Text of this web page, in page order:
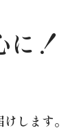
！
します。